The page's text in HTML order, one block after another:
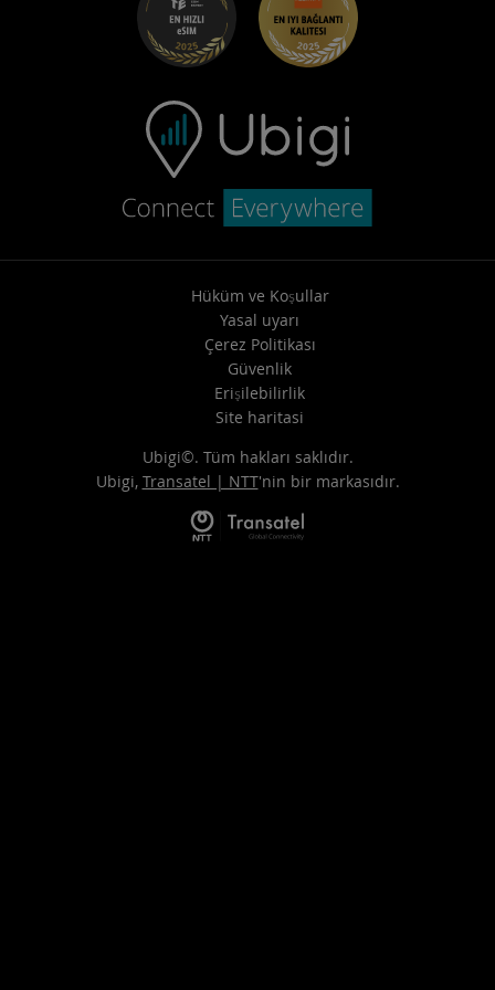
Yardım Merkezi
Destekle iletişime geçin
Hüküm ve Koşullar
Yasal uyarı
Çerez Politikası
Güvenlik
Erişilebilirlik
Site haritasi
Ubigi©. Tüm hakları saklıdır.
Ubigi, Transatel | NTT'nin bir markasıdır.